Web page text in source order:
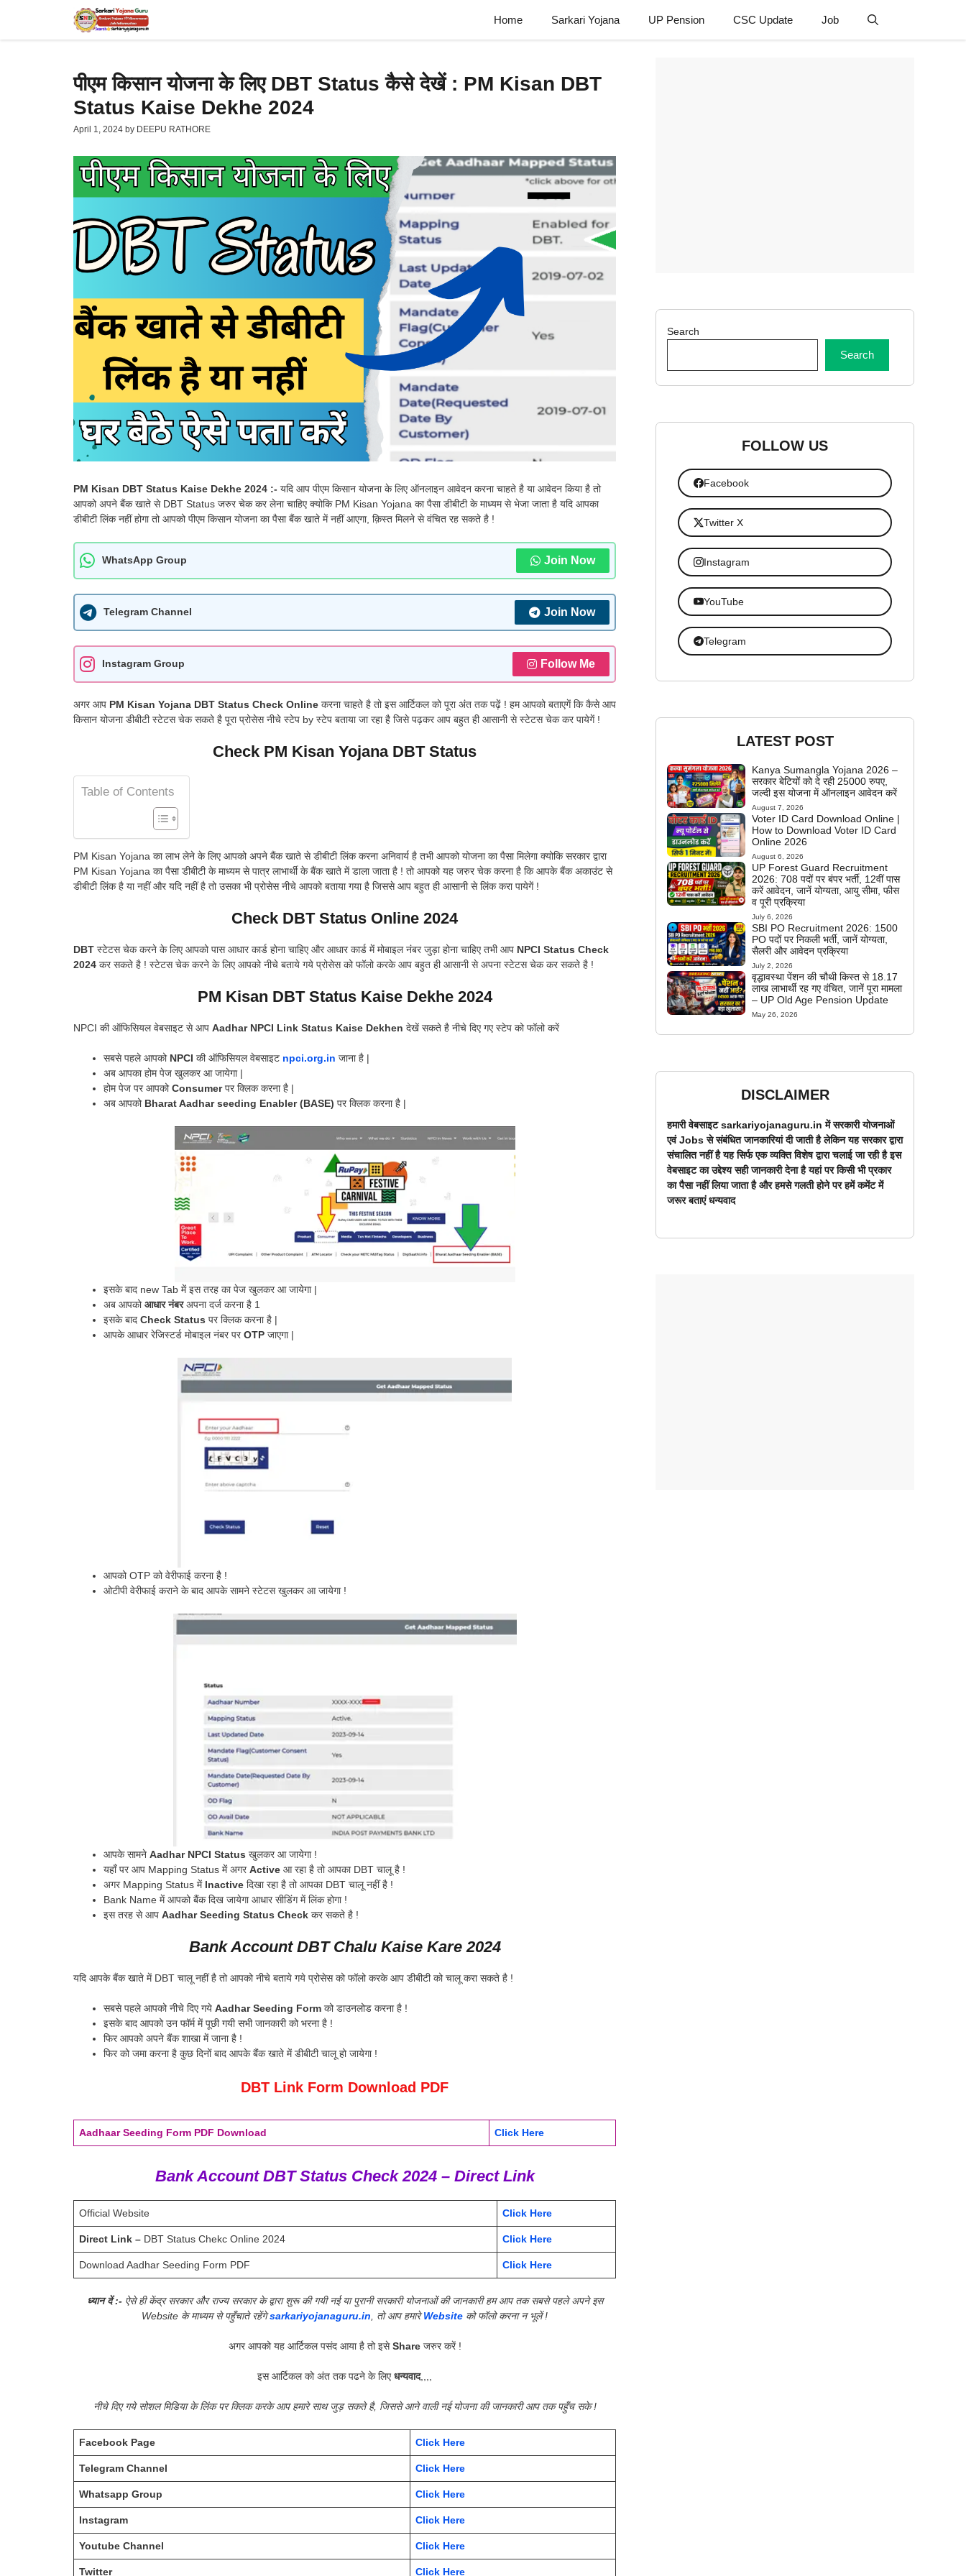
Home Sarkari Yojana UP Pension CSC Update Job
पीएम किसान योजना के लिए DBT Status कैसे देखें : PM Kisan DBT
Status Kaise Dekhe 2024
April 1, 2024 by DEEPU RATHORE
PM Kisan DBT Status Kaise Dekhe 2024 :- यदि आप पीएम किसान योजना के लिए ऑनलाइन आवेदन करना चाहते है या आवेदन किया है तो
आपको अपने बैंक खाते से DBT Status जरुर चेक कर लेना चाहिए क्योकि PM Kisan Yojana का पैसा डीबीटी के माध्यम से भेजा जाता है यदि आपका
डीबीटी लिंक नहीं होगा तो आपको पीएम किसान योजना का पैसा बैंक खाते में नहीं आएगा, क़िस्त मिलने से वंचित रह सकते है !
WhatsApp Group Join Now
Telegram Channel Join Now
Instagram Group Follow Me
अगर आप PM Kisan Yojana DBT Status Check Online करना चाहते है तो इस आर्टिकल को पूरा अंत तक पढ़ें ! हम आपको बताएगें कि कैसे आप
किसान योजना डीबीटी स्टेटस चेक सकते है पूरा प्रोसेस नीचे स्टेप by स्टेप बताया जा रहा है जिसे पढ़कर आप बहुत ही आसानी से स्टेटस चेक कर पायेगें !
Check PM Kisan Yojana DBT Status
Table of Contents
PM Kisan Yojana का लाभ लेने के लिए आपको अपने बैंक खाते से डीबीटी लिंक करना अनिवार्य है तभी आपको योजना का पैसा मिलेगा क्योकि सरकार द्वारा
PM Kisan Yojana का पैसा डीबीटी के माध्यम से पात्र लाभार्थी के बैंक खाते में डाला जाता है ! तो आपको यह जरुर चेक करना है कि आपके बैंक अकाउंट से
डीबीटी लिंक है या नहीं और यदि नहीं है तो उसका भी प्रोसेस नीचे आपको बताया गया है जिससे आप बहुत ही आसानी से लिंक करा पायेगें !
Check DBT Status Online 2024
DBT स्टेटस चेक करने के लिए आपको पास आधार कार्ड होना चाहिए और आधार कार्ड में मोबाइल नंबर जुड़ा होना चाहिए तभी आप NPCI Status Check
2024 कर सकते है ! स्टेटस चेक करने के लिए आपको नीचे बताये गये प्रोसेस को फॉलो करके आप बहुत ही आसानी से अपना स्टेटस चेक कर सकते है !
PM Kisan DBT Status Kaise Dekhe 2024
NPCI की ऑफिसियल वेबसाइट से आप Aadhar NPCI Link Status Kaise Dekhen देखें सकते है नीचे दिए गए स्टेप को फॉलो करें
सबसे पहले आपको NPCI की ऑफिसियल वेबसाइट npci.org.in जाना है |
अब आपका होम पेज खुलकर आ जायेगा |
होम पेज पर आपकोConsumerपर क्लिक करना है |
अब आपको Bharat Aadhar seeding Enabler (BASE) पर क्लिक करना है |
इसके बाद new Tab में इस तरह का पेज खुलकर आ जायेगा |
अब आपकोआधार नंबरअपना दर्ज करना है 1
इसके बाद Check Status पर क्लिक करना है |
आपके आधार रेजिस्टर्ड मोबाइल नंबर परOTP जाएगा |
आपको OTP को वेरीफाई करना है !
ओटीपी वेरीफाई कराने के बाद आपके सामने स्टेटस खुलकर आ जायेगा !
आपके सामने Aadhar NPCI Status खुलकर आ जायेगा !
यहाँ पर आप Mapping Status में अगरActive आ रहा है तो आपका DBT चालू है !
अगर Mapping Status में Inactive दिखा रहा है तो आपका DBT चालू नहीं है !
Bank Name में आपको बैंक दिख जायेगा आधार सीडिंग में लिंक होगा !
इस तरह से आप Aadhar Seeding Status Check कर सकते है !
Bank Account DBT Chalu Kaise Kare 2024
यदि आपके बैंक खाते में DBT चालू नहीं है तो आपको नीचे बताये गये प्रोसेस को फॉलो करके आप डीबीटी को चालू करा सकते है !
सबसे पहले आपको नीचे दिए गये Aadhar Seeding Form को डाउनलोड करना है !
इसके बाद आपको उन फॉर्म में पूछी गयी सभी जानकारी को भरना है !
फिर आपको अपने बैंक शाखा में जाना है !
फिर को जमा करना है कुछ दिनों बाद आपके बैंक खाते में डीबीटी चालू हो जायेगा !
DBT Link Form Download PDF
Aadhaar Seeding Form PDF Download Click Here
Bank Account DBT Status Check 2024 – Direct Link
Official Website Click Here
Direct Link – DBT Status Chekc Online 2024 Click Here
Download Aadhar Seeding Form PDF Click Here
ध्यान दें :-ऐसे ही केंद्र सरकार और राज्य सरकार के द्वारा शुरू की गयी नई या पुरानी सरकारी योजनाओं की जानकारी हम आप तक सबसे पहले अपने इस
Website के माध्यम से पहुँचाते रहेंगेsarkariyojanaguru.in , तो आप हमारेWebsite को फॉलो करना न भूलें !
अगर आपको यह आर्टिकल पसंद आया है तो इसेShareजरुर करें !
इस आर्टिकल को अंत तक पढने के लिएधन्यवाद,,,,
नीचे दिए गये सोशल मिडिया के लिंक पर क्लिक करके आप हमारे साथ जुड़ सकते है, जिससे आने वाली नई योजना की जानकारी आप तक पहुँच सके !
Facebook Page Click Here
Telegram Channel Click Here
Whatsapp Group Click Here
Instagram Click Here
Youtube Channel Click Here
Twitter Click Here
Search
Search
FOLLOW US
Facebook
Twitter X
Instagram
YouTube
Telegram
LATEST POST
Kanya Sumangla Yojana 2026 –
सरकार बेटियों को दे रही 25000 रुपए,
जल्दी इस योजना में ऑनलाइन आवेदन करें
August 7, 2026
Voter ID Card Download Online |
How to Download Voter ID Card
Online 2026
August 6, 2026
UP Forest Guard Recruitment
2026: 708 पदों पर बंपर भर्ती, 12वीं पास
करें आवेदन, जानें योग्यता, आयु सीमा, फीस
व पूरी प्रक्रिया
July 6, 2026
SBI PO Recruitment 2026: 1500
PO पदों पर निकली भर्ती, जानें योग्यता,
सैलरी और आवेदन प्रक्रिया
July 2, 2026
वृद्धावस्था पेंशन की चौथी किस्त से 18.17
लाख लाभार्थी रह गए वंचित, जानें पूरा मामला
– UP Old Age Pension Update
May 26, 2026
DISCLAIMER
हमारी वेबसाइट sarkariyojanaguru.in में सरकारी योजनाओं
एवं Jobs से संबंधित जानकारियां दी जाती है लेकिन यह सरकार द्वारा
संचालित नहीं है यह सिर्फ एक व्यक्ति विशेष द्वारा चलाई जा रही है इस
वेबसाइट का उद्देश्य सही जानकारी देना है यहां पर किसी भी प्रकार
का पैसा नहीं लिया जाता है और हमसे गलती होने पर हमें कमेंट में
जरूर बताएं धन्यवाद